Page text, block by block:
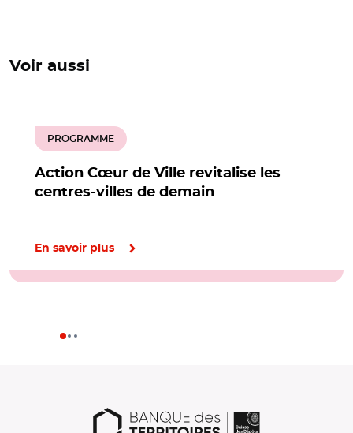
Voir aussi
Action Cœur de Ville revitalise les
centres-villes de demain
PROGRAMME
En savoir plus